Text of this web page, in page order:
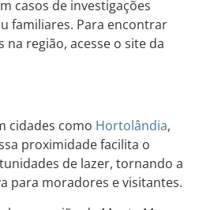
casos de investigações
familiares. Para encontrar
região, acesse o site da
cidades como Hortolândia,
proximidade facilita o
de lazer, tornando a
para moradores e visitantes.